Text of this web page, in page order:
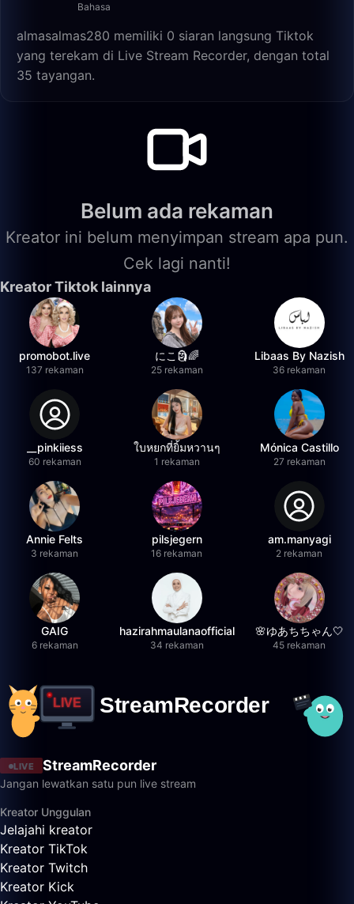
Bahasa
almasalmas280 memiliki 0 siaran langsung Tiktok
yang terekam di Live Stream Recorder, dengan total
35 tayangan.
Belum ada rekaman
Kreator ini belum menyimpan stream apa pun.
Cek lagi nanti!
Kreator Tiktok lainnya
promobot.live
137 rekaman
にこ🗿🌈
25 rekaman
Libaas By Nazish
36 rekaman
__pinkiiess
60 rekaman
ใบหยกที่ยิ้มหวานๆ
1 rekaman
Mónica Castillo
27 rekaman
Annie Felts
3 rekaman
pilsjegern
16 rekaman
am.manyagi
2 rekaman
GAIG
6 rekaman
hazirahmaulanaofficial
34 rekaman
🌸ゆあちちゃん🤍
45 rekaman
LIVE StreamRecorder
Jangan lewatkan satu pun live stream
Kreator Unggulan
Jelajahi kreator
Kreator TikTok
Kreator Twitch
Kreator Kick